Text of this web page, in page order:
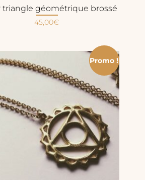
triangle géométrique brossé
45,00€
Promo !